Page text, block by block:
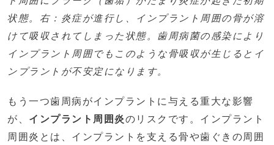
状態。右：炎症が進行し、インプラント周囲の骨が溶
けて吸収されてしまった状態。歯周病菌の感染により
インプラント周囲でもこのような骨吸収が生じるとイ
ンプラントが不安定になります。
もう一つ歯周病がインプラントに与える重大な影響
が、 インプラント周囲炎のリスクです。インプラント
周囲炎とは、インプラントを支える骨や歯ぐきの周囲